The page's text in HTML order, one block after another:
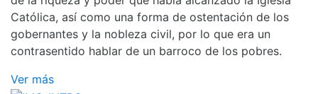
Católica, así como una forma de ostentación de los
gobernantes y la nobleza civil, por lo que era un
contrasentido hablar de un barroco de los pobres.
Ver más